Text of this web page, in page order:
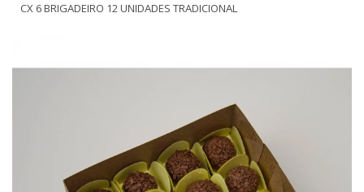
CX 6 BRIGADEIRO 12 UNIDADES TRADICIONAL